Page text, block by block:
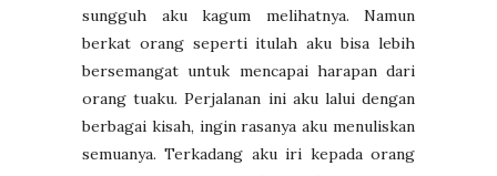
sungguh aku kagum melihatnya. Namun
berkat orang seperti itulah aku bisa lebih
bersemangat untuk mencapai harapan dari
orang tuaku. Perjalanan ini aku lalui dengan
berbagai kisah, ingin rasanya aku menuliskan
semuanya. Terkadang aku iri kepada orang